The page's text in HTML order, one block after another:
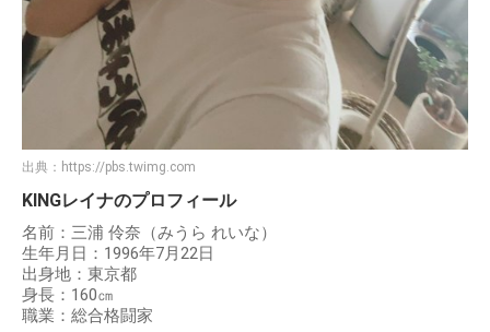
出典： https://pbs.twimg.com
KINGレイナのプロフィール
名前：三浦 伶奈（みうら れいな）
生年月日：1996年7月22日
出身地：東京都
身長：160㎝
職業：総合格闘家